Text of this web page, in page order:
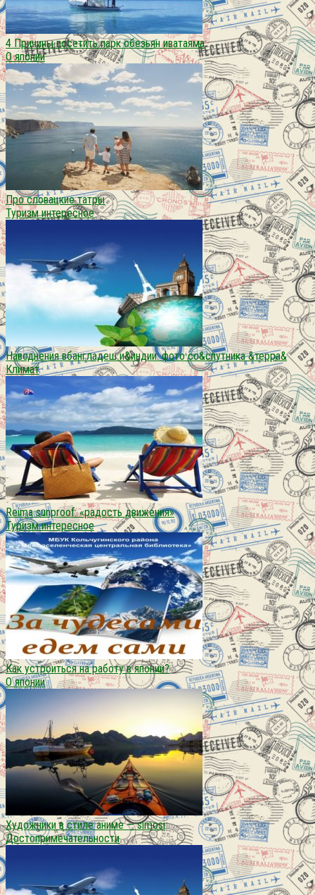
4 Причины посетить парк обезьян иватаяма
О японии
Про словацкие татры
Туризм интересное
Наводнения вбангладеш и&индии: фото со&спутника &терра&
Климат
Reima sunproof: «радость движения»
Туризм интересное
Как устроиться на работу в японии?
О японии
Художники в стиле аниме — simosi
Достопримечательности